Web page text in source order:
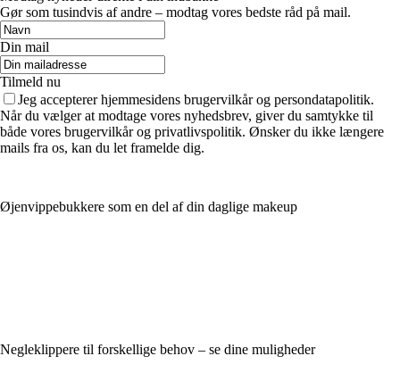
Gør som tusindvis af andre – modtag vores bedste råd på mail.
Din mail
Tilmeld nu
Jeg accepterer hjemmesidens brugervilkår og persondatapolitik.
Når du vælger at modtage vores nyhedsbrev, giver du samtykke til
både vores brugervilkår og privatlivspolitik. Ønsker du ikke længere
mails fra os, kan du let framelde dig.
Øjenvippebukkere som en del af din daglige makeup
Negleklippere til forskellige behov – se dine muligheder